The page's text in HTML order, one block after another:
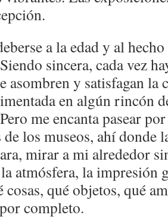
a la edad y al
sincera, cada vez
asombren y satisfagan la
en algún rincón
me encanta pasear
los museos, ahí donde
mirar a mi alrededor
atmósfera, la impresión
cosas, qué objetos, qué
completo.